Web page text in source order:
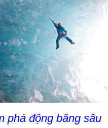
phá động băng sâu